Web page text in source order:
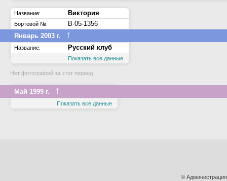
Название: Виктория
Бортовой №:
В-05-1356
Январь 2003 г.
↑
Название: Русский клуб
Показать все данные
Нет фотографий за этот период
Май 1999 г. ↑
Показать все данные
©